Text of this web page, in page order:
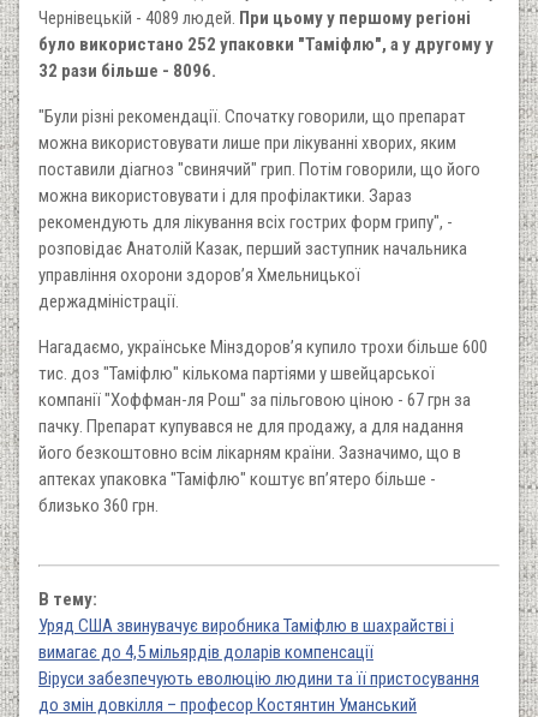
Чернівецькій - 4089 людей. При цьому у першому регіоні
було використано 252 упаковки "Таміфлю", а у другому у
32 рази більше - 8096.
"Були різні рекомендації. Спочатку говорили, що препарат
можна використовувати лише при лікуванні хворих, яким
поставили діагноз "свинячий" грип. Потім говорили, що його
можна використовувати і для профілактики. Зараз
рекомендують для лікування всіх гострих форм грипу", -
розповідає Анатолій Казак, перший заступник начальника
управління охорони здоров’я Хмельницької
держадміністрації.
Нагадаємо, українське Мінздоров’я купило трохи більше 600
тис. доз "Таміфлю" кількома партіями у швейцарської
компанії "Хоффман-ля Рош" за пільговою ціною - 67 грн за
пачку. Препарат купувався не для продажу, а для надання
його безкоштовно всім лікарням країни. Зазначимо, що в
аптеках упаковка "Таміфлю" коштує вп’ятеро більше -
близько 360 грн.
В тему:
Уряд США звинувачує виробника Таміфлю в шахрайстві і
вимагає до 4,5 мільярдів доларів компенсації
Віруси забезпечують еволюцію людини та її пристосування
до змін довкілля – професор Костянтин Уманський